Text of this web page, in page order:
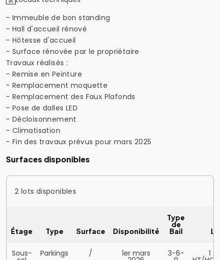
- Immeuble de bon standing
- Hall d'accueil rénové
- Hôtesse d'accueil
- Surface rénovée par le propriétaire
Travaux réalisés :
- Remise en Peinture
- Remplacement moquette
- Remplacement des Faux Plafonds
- Pose de dalles LED
- Décloisonnement
- Climatisation
- Fin des travaux prévus pour mars 2025
Surfaces disponibles
2 lots disponibles
Étage Type Surface Disponibilité
Type
de
Bail
Sous- Parkings / 1er mars 3-6- 1